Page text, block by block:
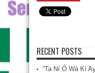
RECENT POSTS
“Ta Ní Ó Wà Kí